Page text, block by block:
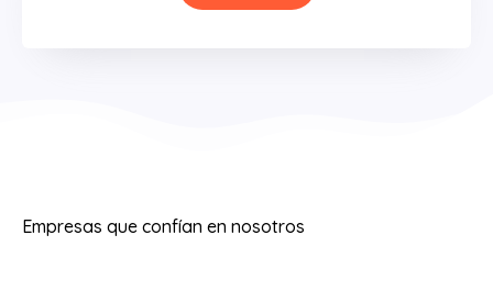
Empresas que confían en nosotros